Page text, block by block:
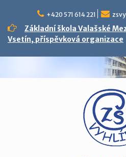
content
+420 571 614 221
Základní škola Valašské
Vsetín, příspěvková organizace